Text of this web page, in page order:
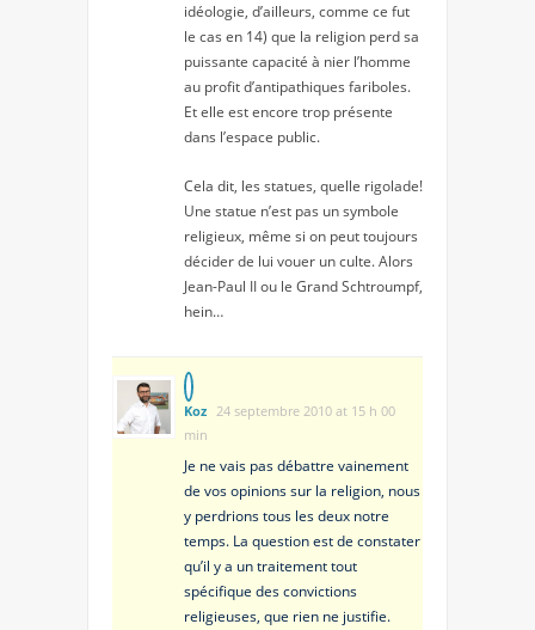
idéologie, d’ailleurs, comme ce fut
le cas en 14) que la religion perd sa
puissante capacité à nier l’homme
au profit d’antipathiques fariboles.
Et elle est encore trop présente
dans l’espace public.
Cela dit, les statues, quelle rigolade!
Une statue n’est pas un symbole
religieux, même si on peut toujours
décider de lui vouer un culte. Alors
Jean-Paul II ou le Grand Schtroumpf,
hein…
Koz 24 septembre 2010 at 15 h 00
min
Je ne vais pas débattre vainement
de vos opinions sur la religion, nous
y perdrions tous les deux notre
temps. La question est de constater
qu’il y a un traitement tout
spécifique des convictions
religieuses, que rien ne justifie.